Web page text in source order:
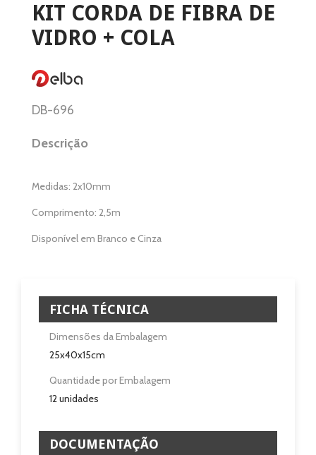
Ventilação
Blog
Assistência Técnica
Contactos
KIT CORDA DE FIBRA DE
VIDRO + COLA
DB-696
Descrição
Medidas: 2x10mm
Comprimento: 2,5m
Disponível em Branco e Cinza
FICHA TÉCNICA
Dimensões da Embalagem
25x40x15cm
Quantidade por Embalagem
12 unidades
DOCUMENTAÇÃO